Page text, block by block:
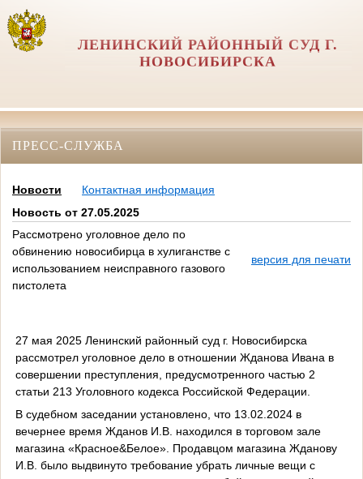
ЛЕНИНСКИЙ РАЙОННЫЙ СУД Г.
НОВОСИБИРСКА
ПРЕСС-СЛУЖБА
Новости
Контактная информация
Новость от 27.05.2025
Рассмотрено уголовное дело по
обвинению новосибирца в хулиганстве с
использованием неисправного газового
пистолета
версия для печати
27 мая 2025 Ленинский районный суд г. Новосибирска
рассмотрел уголовное дело в отношении Жданова Ивана в
совершении преступления, предусмотренного частью 2
статьи 213 Уголовного кодекса Российской Федерации.
В судебном заседании установлено, что 13.02.2024 в
вечернее время Жданов И.В. находился в торговом зале
магазина «Красное&Белое». Продавцом магазина Жданову
И.В. было выдвинуто требование убрать личные вещи с